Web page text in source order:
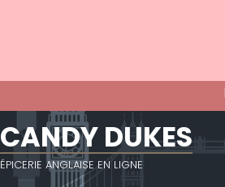
CANDY DUKES
ÉPICERIE ANGLAISE EN LIGNE